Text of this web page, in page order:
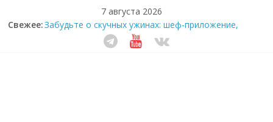
7 августа 2026
Свежее:Забудьте о скучных ужинах: шеф-приложение,
которое видит вашу еду насквозь
Небо зовёт: как бизнес на полётах дронов и